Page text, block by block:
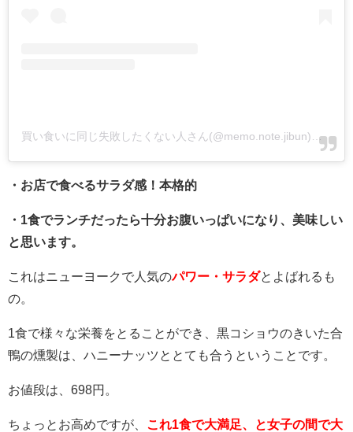
買い食いに同じ失敗したくない人さん(@memo.note.jibun)がシェアした投稿
・お店で食べるサラダ感！本格的
・1食でランチだったら十分お腹いっぱいになり、美味しい
と思います。
これはニューヨークで人気のパワー・サラダとよばれるも
の。
1食で様々な栄養をとることができ、黒コショウのきいた合
鴨の燻製は、ハニーナッツととても合うということです。
お値段は、698円。
ちょっとお高めですが、
これ1食で大満足、と女子の間で大